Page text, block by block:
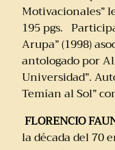
Motivacionales”
195 pgs.
Arupa” (1998)
antologado por
Universidad”.
Temían al Sol”
FLORENCIO
la década del 70